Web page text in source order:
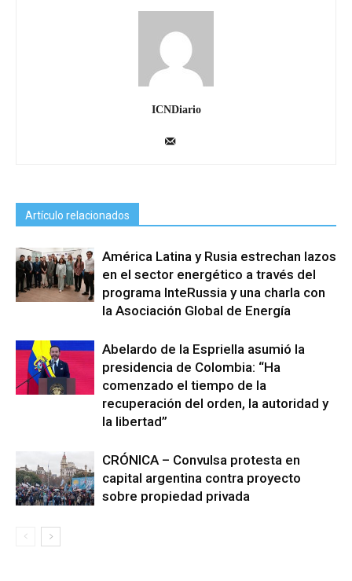
ICNDiario
Artículo relacionados
América Latina y Rusia estrechan lazos
en el sector energético a través del
programa InteRussia y una charla con
la Asociación Global de Energía
Abelardo de la Espriella asumió la
presidencia de Colombia: “Ha
comenzado el tiempo de la
recuperación del orden, la autoridad y
la libertad”
CRÓNICA – Convulsa protesta en
capital argentina contra proyecto
sobre propiedad privada